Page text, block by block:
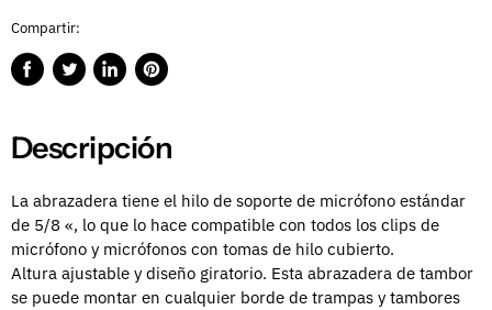
Compartir:
CompartirPublicarCompartirGuardar
Descripción
La abrazadera tiene el hilo de soporte de micrófono estándar
de 5/8 «, lo que lo hace compatible con todos los clips de
micrófono y micrófonos con tomas de hilo cubierto.
Altura ajustable y diseño giratorio. Esta abrazadera de tambor
se puede montar en cualquier borde de trampas y tambores